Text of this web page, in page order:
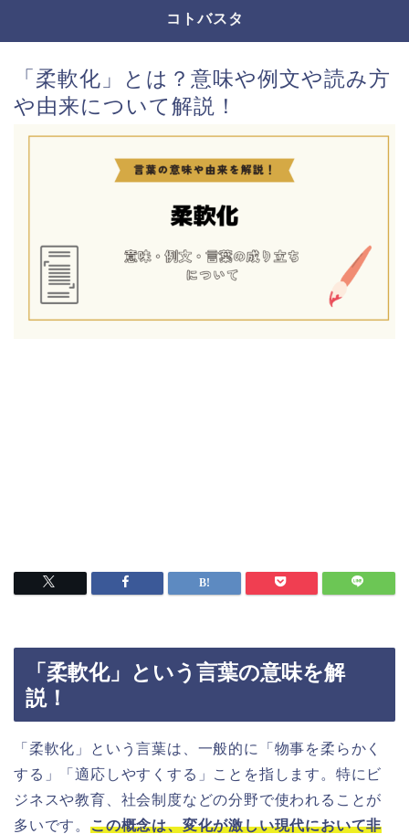
コトバスタ
「柔軟化」とは？意味や例文や読み方
や由来について解説！
「柔軟化」という言葉の意味を解
説！
「柔軟化」という言葉は、一般的に「物事を柔らかく
する」「適応しやすくする」ことを指します。特にビ
ジネスや教育、社会制度などの分野で使われることが
多いです。 この概念は、変化が激しい現代において非